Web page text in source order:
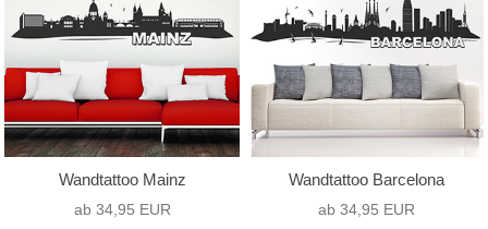
Wandtattoo Mainz
ab 34,95 EUR
Wandtattoo Barcelona
ab 34,95 EUR